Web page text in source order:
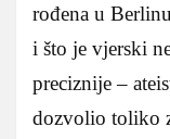
rođena u
i što je vjerski
preciznije –
dozvolio toliko